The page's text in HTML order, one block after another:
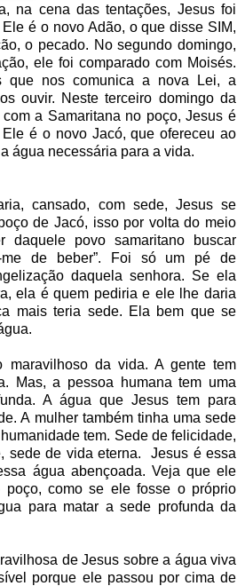
na cena das tentações, Jesus foi
é o novo Adão, o que disse SIM,
o pecado. No segundo domingo,
ele foi comparado com Moisés.
que nos comunica a nova Lei, a
ouvir. Neste terceiro domingo da
a Samaritana no poço, Jesus é
é o novo Jacó, que ofereceu ao
água necessária para a vida.
cansado, com sede, Jesus se
de Jacó, isso por volta do meio
daquele povo samaritano buscar
me de beber”. Foi só um pé de
daquela senhora. Se ela
ela é quem pediria e ele lhe daria
mais teria sede. Ela bem que se
maravilhoso da vida. A gente tem
Mas, a pessoa humana tem uma
A água que Jesus tem para
A mulher também tinha uma sede
tem. Sede de felicidade,
sede de vida eterna. Jesus é essa
água abençoada. Veja que ele
poço, como se ele fosse o próprio
para matar a sede profunda da
de Jesus sobre a água viva
porque ele passou por cima de